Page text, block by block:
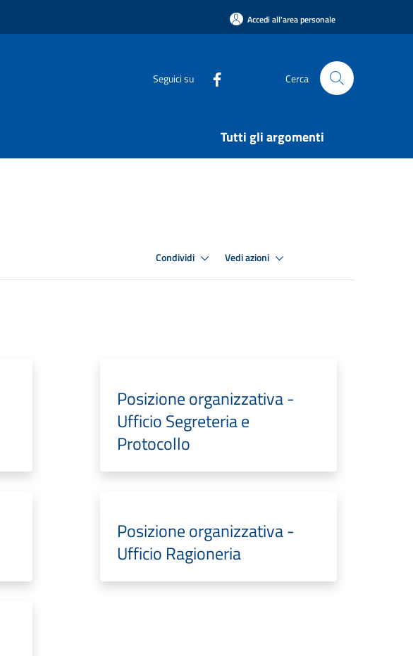
Accedi all'area personale
Seguici su Cerca
Tutti gli argomenti
Condividi Vedi azioni
Posizione organizzativa -
Ufficio Segreteria e
Protocollo
Posizione organizzativa -
Ufficio Ragioneria